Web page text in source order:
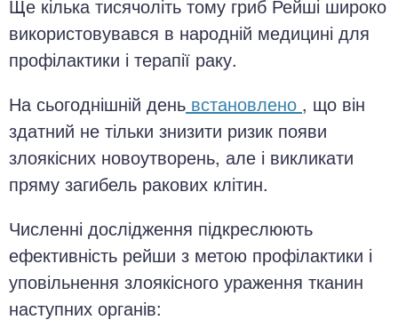
Ще кілька тисячоліть тому гриб Рейші широко
використовувався в народній медицині для
профілактики і терапії раку.
На сьогоднішній день встановлено , що він
здатний не тільки знизити ризик появи
злоякісних новоутворень, але і викликати
пряму загибель ракових клітин.
Численні дослідження підкреслюють
ефективність рейши з метою профілактики і
уповільнення злоякісного ураження тканин
наступних органів: